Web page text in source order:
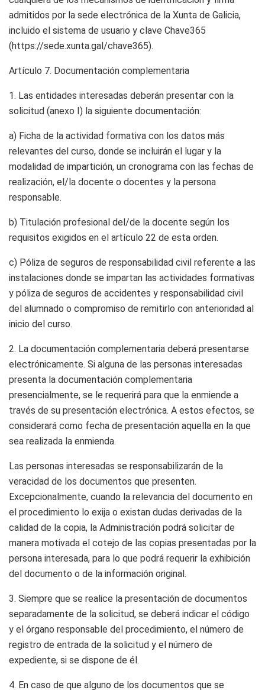
admitidos por la sede electrónica de la Xunta de Galicia,
incluido el sistema de usuario y clave Chave365
(https://sede.xunta.gal/chave365).
Artículo 7. Documentación complementaria
1. Las entidades interesadas deberán presentar con la
solicitud (anexo I) la siguiente documentación:
a) Ficha de la actividad formativa con los datos más
relevantes del curso, donde se incluirán el lugar y la
modalidad de impartición, un cronograma con las fechas de
realización, el/la docente o docentes y la persona
responsable.
b) Titulación profesional del/de la docente según los
requisitos exigidos en el artículo 22 de esta orden.
c) Póliza de seguros de responsabilidad civil referente a las
instalaciones donde se impartan las actividades formativas
y póliza de seguros de accidentes y responsabilidad civil
del alumnado o compromiso de remitirlo con anterioridad al
inicio del curso.
2. La documentación complementaria deberá presentarse
electrónicamente. Si alguna de las personas interesadas
presenta la documentación complementaria
presencialmente, se le requerirá para que la enmiende a
través de su presentación electrónica. A estos efectos, se
considerará como fecha de presentación aquella en la que
sea realizada la enmienda.
Las personas interesadas se responsabilizarán de la
veracidad de los documentos que presenten.
Excepcionalmente, cuando la relevancia del documento en
el procedimiento lo exija o existan dudas derivadas de la
calidad de la copia, la Administración podrá solicitar de
manera motivada el cotejo de las copias presentadas por la
persona interesada, para lo que podrá requerir la exhibición
del documento o de la información original.
3. Siempre que se realice la presentación de documentos
separadamente de la solicitud, se deberá indicar el código
y el órgano responsable del procedimiento, el número de
registro de entrada de la solicitud y el número de
expediente, si se dispone de él.
4. En caso de que alguno de los documentos que se